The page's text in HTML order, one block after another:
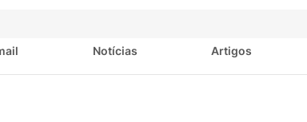
Notícias Artigos